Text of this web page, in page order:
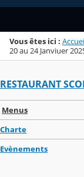
Vous êtes ici :
20 au 24 Janviuer
RESTAURANT
Menus
Charte
Evènements